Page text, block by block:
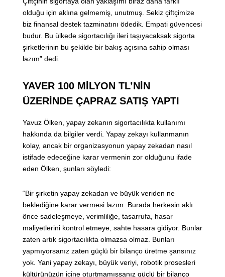
olduğu için aklına gelmemiş, unutmuş. Sekiz çiftçimize
biz finansal destek tazminatını ödedik. Empati güvencesi
budur. Bu ülkede sigortacılığı ileri taşıyacaksak sigorta
şirketlerinin bu şekilde bir bakış açısına sahip olması
lazım” dedi.
YAVER 100 MİLYON TL’NİN
ÜZERİNDE ÇAPRAZ SATIŞ YAPTI
Yavuz Ölken, yapay zekanın sigortacılıkta kullanımı
hakkında da bilgiler verdi. Yapay zekayı kullanmanın
kolay, ancak bir organizasyonun yapay zekadan nasıl
istifade edeceğine karar vermenin zor olduğunu ifade
eden Ölken, şunları söyledi:
“Bir şirketin yapay zekadan ve büyük veriden ne
beklediğine karar vermesi lazım. Burada herkesin aklı
önce sadeleşmeye, verimliliğe, tasarrufa, hasar
maliyetlerini kontrol etmeye, sahte hasara gidiyor. Bunlar
zaten artık sigortacılıkta olmazsa olmaz. Bunları
yapmıyorsanız zaten güçlü bir bilanço üretme şansınız
yok. Yani yapay zekayı, büyük veriyi, robotik prosesleri
kültürünüzün içine oturtmamışsanız güçlü bir bilanço